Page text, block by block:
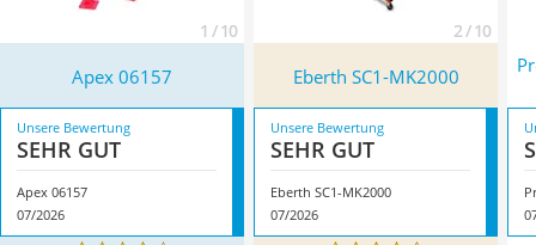
1 / 10 2 / 10
Apex 06157 Eberth SC1-MK2000
Unsere Bewertung
SEHR GUT
Apex 06157
07/2026
Unsere Bewertung
SEHR GUT
Eberth SC1-MK2000
07/2026